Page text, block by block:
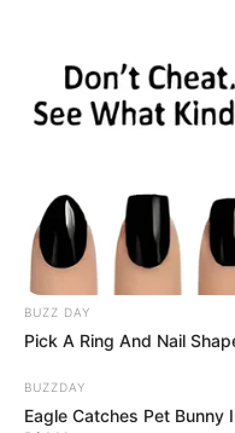
BUZZ DAY
Pick A Ring And Nail
BUZZDAY
Eagle Catches Pet Bunny